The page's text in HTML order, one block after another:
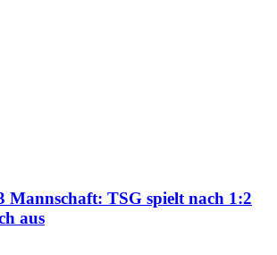
Mannschaft: TSG spielt nach 1:2
aus